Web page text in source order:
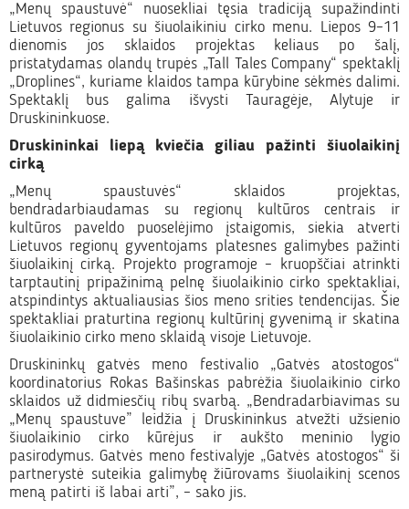
„Menų spaustuvė“ nuosekliai tęsia tradiciją supažindinti
Lietuvos regionus su šiuolaikiniu cirko menu. Liepos 9–11
dienomis jos sklaidos projektas keliaus po šalį,
pristatydamas olandų trupės „Tall Tales Company“ spektaklį
„Droplines“, kuriame klaidos tampa kūrybine sėkmės dalimi.
Spektaklį bus galima išvysti Tauragėje, Alytuje ir
Druskininkuose.
Druskininkai liepą kviečia giliau pažinti šiuolaikinį
cirką
„Menų spaustuvės“ sklaidos projektas,
bendradarbiaudamas su regionų kultūros centrais ir
kultūros paveldo puoselėjimo įstaigomis, siekia atverti
Lietuvos regionų gyventojams platesnes galimybes pažinti
šiuolaikinį cirką. Projekto programoje – kruopščiai atrinkti
tarptautinį pripažinimą pelnę šiuolaikinio cirko spektakliai,
atspindintys aktualiausias šios meno srities tendencijas. Šie
spektakliai praturtina regionų kultūrinį gyvenimą ir skatina
šiuolaikinio cirko meno sklaidą visoje Lietuvoje.
Druskininkų gatvės meno festivalio „Gatvės atostogos“
koordinatorius Rokas Bašinskas pabrėžia šiuolaikinio cirko
sklaidos už didmiesčių ribų svarbą. „Bendradarbiavimas su
„Menų spaustuve” leidžia į Druskininkus atvežti užsienio
šiuolaikinio cirko kūrėjus ir aukšto meninio lygio
pasirodymus. Gatvės meno festivalyje „Gatvės atostogos“ ši
partnerystė suteikia galimybę žiūrovams šiuolaikinį scenos
meną patirti iš labai arti”, – sako jis.